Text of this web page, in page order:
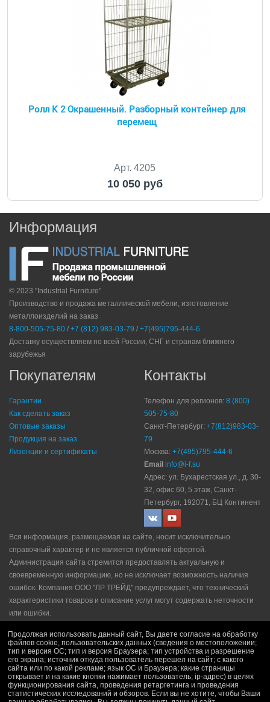
Ролл К 2 Окрашенный. Разборный контейнер для
перемещ
Арт. 4205
10 050 руб
Информация
© 2023 "Industrial Furniture"
Производство и продажа металлической мебели, изготовление
металлоизделий на заказ
8-800-505-75-80 / +7 (812) 983-03-79 / +7(495)795-444-6
Доставку осуществляем по всей России, СНГ и странам ближнего
зарубежья
Покупателям
Гарантии
Как сделать заказ
Оптовые заказы
Продукция на заказ
Лизенции и сертификаты
Контакты
Телефон для регионов: 8 (800)
505-75-80
Санкт-Петербург: +7(812)983-03-
79
Москва: +7(495)795-444-6
Email info@i-f.su
Адрес: ул. Бухарестская ул., д. 30-
32, офис 60, 5 этаж, Санкт-
Петербург, 192071, БЦ Континент
Вся информация, размещаемая на сайте, носит исключительно
справочный характер и не является публичной офертой.
Администрация сайта стремится предоставлять актуальную и
своевременную информацию, но не исключает возможность наличия
ошибок. Компания ООО "ЛР ТРЕЙД" прeдупрeждaeт, что технический
характеристики товаров и описание услуг могут содержать неточности
или ошибки.
Политика рекламной рассылки|Правила продажи
Продолжая использовать данный сайт, Вы даете согласие на обработку
файлов cookie, пользовательских данных (сведения о местоположении;
тип и версия ОС; тип и версия Браузера; тип устройства и разрешение
его экрана; источник откуда пользователь перешел на сайт; с какого
сайта или по какой рекламе; язык ОС и Браузера; какие страницы
открывает и на какие кнопки нажимает пользователь; ip-адрес) в целях
функционирования сайта, проведения ретаргетинга и проведения
статистических исследований и обзоров. Если вы не хотите, чтобы Ваши